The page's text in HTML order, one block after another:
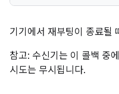
기기에서 재부팅이 종료될
참고: 수신기는 이 콜백 중
시도는 무시됩니다.